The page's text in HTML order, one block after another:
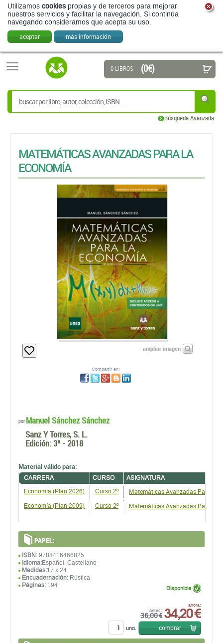
Utilizamos cookies propias y de terceros para mejorar
nuestros servicios y facilitar la navegación. Si continúa
navegando consideramos que acepta su uso.
aceptar más información
Búsqueda Avanzada
0 LIBROS (0 €)
MATEMÁTICAS AVANZADAS PARA LA
ECONOMÍA
ampliar imagen
Compartir en:
por Manuel Sánchez Sánchez
Sanz Y Torres, S. L.
Edición:3ª - 2018
Material válido para:
CARRERA CURSO
ASIGNATURA
Economí­a (Plan 2026)
Curso 2º Matemáticas Avanzadas Para La
Economía (Plan 2009) Curso 2º Matemáticas Avanzadas Para La
PAPEL:
ISBN: 9788416466825
Idioma:Español, Castellano
Medidas:17 x 24
Encuadernación: Rústica
Páginas: 194
antes:
36,00 €
ahora:
34,20 €
Disponible
und. comprar